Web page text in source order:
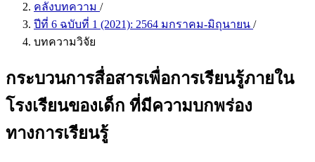
คลังบทความ /
ปีที่ 6 ฉบับที่ 1 (2021): 2564 มกราคม-มิถุนายน /
บทความวิจัย
กระบวนการสื่อสารเพื่อการเรียนรู้ภายใน
โรงเรียนของเด็ก ที่มีความบกพร่อง
ทางการเรียนรู้